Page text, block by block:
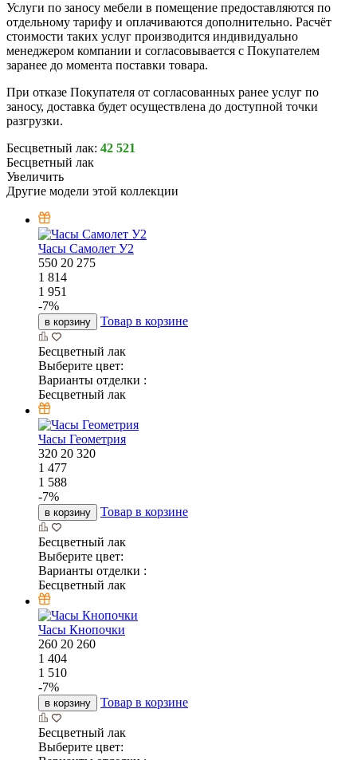
Услуги по заносу мебели в помещение предоставляются по
отдельному тарифу и оплачиваются дополнительно. Расчёт
стоимости таких услуг производится индивидуально
менеджером компании и согласовывается с Покупателем
заранее до момента поставки товара.
При отказе Покупателя от согласованных ранее услуг по
заносу, доставка будет осуществлена до доступной точки
разгрузки.
Бесцветный лак: 42 521
Бесцветный лак
Увеличить
Другие модели этой коллекции
Часы Самолет У2
550 20 275
1 814
1 951
-7%
в корзину Товар в корзине
Бесцветный лак
Выберите цвет:
Варианты отделки :
Бесцветный лак
Часы Геометрия
320 20 320
1 477
1 588
-7%
в корзину Товар в корзине
Бесцветный лак
Выберите цвет:
Варианты отделки :
Бесцветный лак
Часы Кнопочки
260 20 260
1 404
1 510
-7%
в корзину Товар в корзине
Бесцветный лак
Выберите цвет: